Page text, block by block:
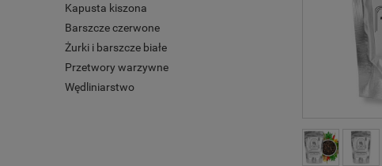
Kapusta kiszona
Barszcze czerwone
Żurki i barszcze białe
Przetwory warzywne
Wędliniarstwo